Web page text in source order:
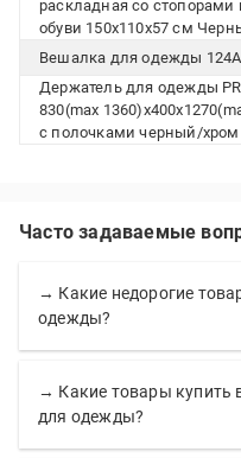
раскладная со
обуви 150х110х57 см
Вешалка для одежды
Держатель для одежды
830(max
с полочками черный/хром
Часто задаваемые
→ Какие недорогие
одежды?
→ Какие товары купить
для одежды?